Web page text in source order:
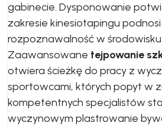
gabinecie. Dysponowanie
zakresie kinesiotapingu
rozpoznawalność w
Zaawansowane tejpowanie
otwiera ścieżkę do pracy z
sportowcami, których popyt w
kompetentnych specjalistów
wyczynowym plastrowanie